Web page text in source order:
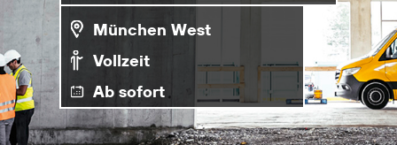
München West
Vollzeit
Ab sofort